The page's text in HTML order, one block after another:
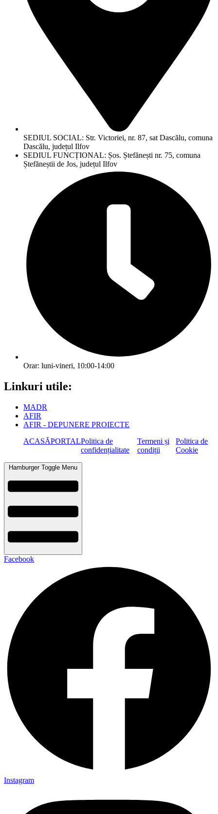
SEDIUL SOCIAL: Str. Victoriei, nr. 87, sat Dascălu, comuna
Dascălu, județul Ilfov
SEDIUL FUNCȚIONAL: Șos. Ștefănești nr. 75, comuna
Ștefăneștii de Jos, județul Ilfov
Orar: luni-vineri, 10:00-14:00
Linkuri utile:
MADR
AFIR
AFIR - DEPUNERE PROIECTE
ACASĂPORTALPolitica de
confidențialitate
Termeni și
condiții
Politica de
Cookie
Hamburger Toggle Menu
Facebook
Instagram